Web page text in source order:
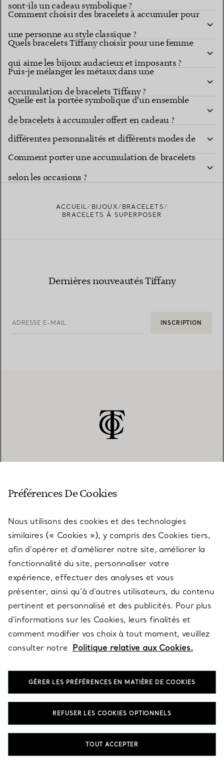
sont-ils un cadeau symbolique ?
Comment choisir des bracelets à accumuler pour
une personne au style classique ?
Quels bracelets Tiffany choisir pour une femme
qui aime les bijoux audacieux et imposants ?
Puis-je mélanger les métaux dans une
accumulation de bracelets Tiffany ?
Quelle est la portée symbolique d’un ensemble
de bracelets à accumuler offert en cadeau ?
Comment choisir des bracelets à accumuler pour
différentes personnalités et différents modes de
vie ?
Comment porter une accumulation de bracelets
selon les occasions ?
ACCUEIL BIJOUX
BRACELETS
BRACELETS À SUPERPOSER
Dernières nouveautés Tiffany
ADRESSE E-MAIL INSCRIPTION
SERVICES
À PROPOS
QUESTIONS LÉGALES
SUIVEZ-NOUS
T&Co. 2026
Préférences De Cookies
Nous utilisons des cookies et des technologies
similaires (« Cookies »), y compris des Cookies tiers,
afin d’opérer et d’améliorer notre site, améliorer la
fonctionnalité du site, personnaliser votre
expérience, effectuer des analyses et vous
présenter, ainsi qu’à d’autres utilisateurs, du contenu
pertinent et personnalisé et des publicités. Pour plus
d’informations sur les Cookies, leurs finalités et
comment modifier vos choix à tout moment, veuillez
consulter notre Politique relative aux Cookies.
GÉRER LES PRÉFÉRENCES EN MATIÈRE DE COOKIES
REFUSER LES COOKIES OPTIONNELS
TOUT ACCEPTER